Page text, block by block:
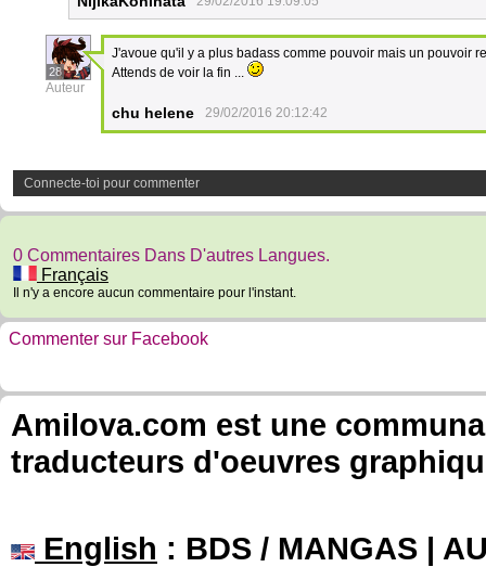
28
Auteur
J'avoue qu'il y a plus badass comme pouvoir mais un pouvoir
Attends de voir la fin ...
chu helene 29/02/2016 20:12:42
Connecte-toi pour commenter
0 Commentaires Dans D'autres Langues.
Français
Il n'y a encore aucun commentaire pour l'instant.
Commenter sur Facebook
Amilova.com est une
traducteurs d'oeuvres
English : BDS / MANGAS |